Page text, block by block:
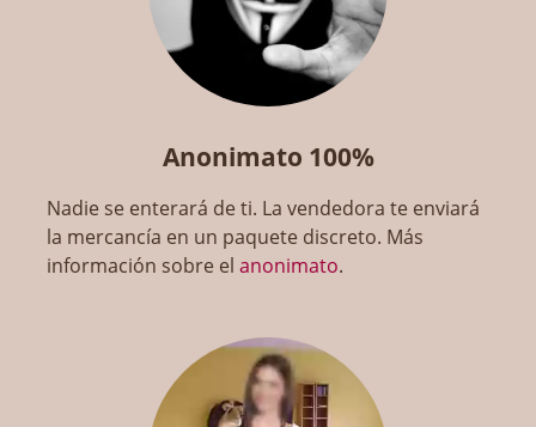
Anonimato 100%
Nadie se enterará de ti. La vendedora te enviará
la mercancía en un paquete discreto. Más
información sobre elanonimato.